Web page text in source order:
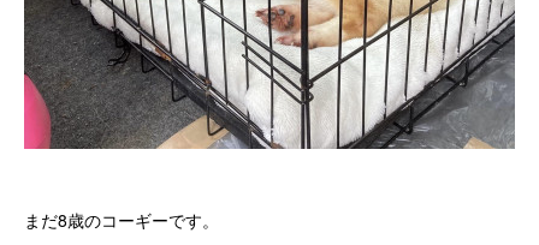
まだ8歳のコーギーです。